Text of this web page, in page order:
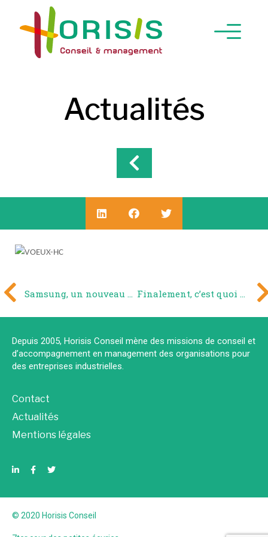
Actualités
Samsung, un nouveau client de prestige pour Horisis Conseil Finalement, c’est quoi une mission de conseil ?
Depuis 2005, Horisis Conseil mène des missions de conseil et
d’accompagnement en management des organisations pour
des entreprises industrielles.
Contact
Actualités
Mentions légales
© 2020 Horisis Conseil